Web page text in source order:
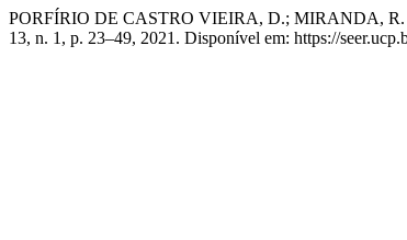
PORFÍRIO DE CASTRO VIEIRA, D.; MIRANDA,
13, n. 1, p. 23–49, 2021. Disponível em: https://